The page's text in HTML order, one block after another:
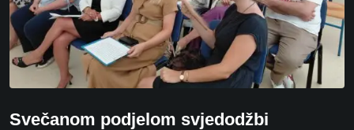
Svečanom podjelom svjedodžbi